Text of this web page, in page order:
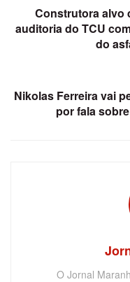
Construtora alvo
auditoria do TCU
do
Nikolas Ferreira vai
por fala
O Jornal